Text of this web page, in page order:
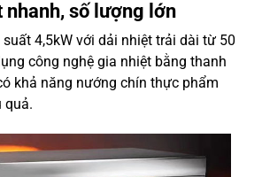
nhanh, số lượng lớn
4,5kW với dải nhiệt trải dài từ 50
công nghệ gia nhiệt bằng thanh
khả năng nướng chín thực phẩm
quả.